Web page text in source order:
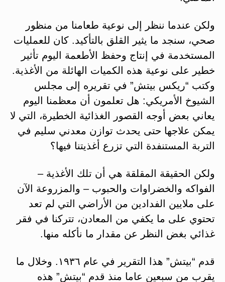
ولكن عندما ننظر إلى نوعية طعامنا من منظور
صحي، سنجد ما يثير القلق بالتأكيد. كان للعمليات
المستخدمة في إنتاج وحفظ الأطعمة اليوم تأثير
خطير على نوعية هذه الكميات الهائلة من الأغذية.
وكتب “ريكس بيتش” في تقريره إلى مجلس
الشيوخ الأمريكي: هل تعلمون أن معظمنا اليوم
يعاني بعض أوجه القصور الغذائية الخطيرة، التي لا
يمكن علاجها حتى يحدث توازن معدني سليم في
التربة المستنفدة التي تزرع أغذيتنا فيها؟
ولكن الحقيقة المقلقة هي أن تلك الأغذية –
الفواكه والخضراوات والحبوب – والمزروعة الآن
على ملايين الفدادين من الأراضي التي لم تعد
تحتوي على ما يكفي من المعادن، تتركنا في فقر
غذائي بغض النظر عن مقدار ما نأكله منها.
قدم “بيتش” هذا التقرير في عام ١٩٣٦. وخلال ما
يقرب من سبعين عاما منذ قدم “بيتش” هذه